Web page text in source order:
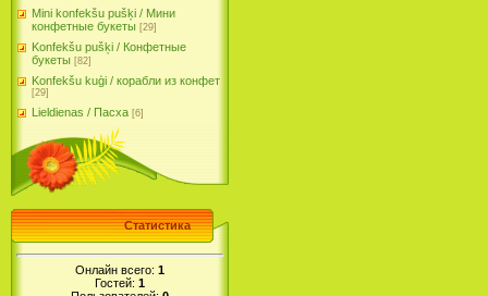
Mini konfekšu pušķi / Мини
конфетные букеты [29]
Konfekšu pušķi / Конфетные
букеты [82]
Konfekšu kuģi / корабли из конфет
[29]
Lieldienas / Пасха [6]
Статистика
Онлайн всего: 1
Гостей: 1